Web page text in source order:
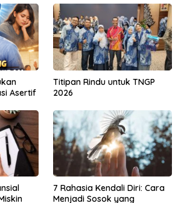
Asertif
Titipan Rindu untuk TNGP
2026
7 Rahasia Kendali Diri: Cara
Menjadi Sosok yang